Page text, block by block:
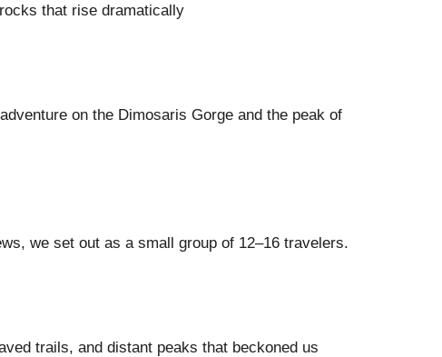
that rise dramatically
on the Dimosaris Gorge and the peak of
we set out as a small group of 12–16 travelers.
trails, and distant peaks that beckoned us